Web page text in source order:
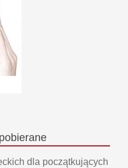
pobierane
dla początkujących